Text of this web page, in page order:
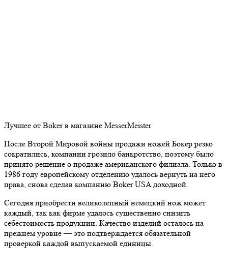
Лучшее от Boker в магазине MesserMeister
После Второй Мировой войны продажи ножей Бокер резко
сократились, компании грозило банкротство, поэтому было
принято решение о продаже американского филиала. Только в
1986 году европейскому отделению удалось вернуть на него
права, снова сделав компанию Boker USA доходной.
Сегодня приобрести великолепный немецкий нож может
каждый, так как фирме удалось существенно снизить
себестоимость продукции. Качество изделий осталось на
прежнем уровне — это подтверждается обязательной
проверкой каждой выпускаемой единицы.